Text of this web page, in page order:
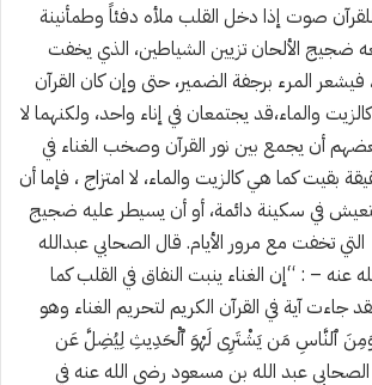
للقرآن صوت إذا دخل القلب ملأه دفئاً وطمأنينة
ضجيج الألحان تزيين الشياطين، الذي يخفت
فيشعر المرء برجفة الضمير، حتى وإن كان القرآن
والماء،قد يجتمعان في إناء واحد، ولكنهما لا
أن يجمع بين نور القرآن وصخب الغناء في
بقيت كما هي كالزيت والماء، لا امتزاج ، فإما أن
في سكينة دائمة، أو أن يسيطر عليه ضجيج
تخفت مع مرور الأيام. قال الصحابي عبدالله
– : “إن الغناء ينبت النفاق في القلب كما
جاءت آية في القرآن الكريم لتحريم الغناء وهو
{وَمِنَ ٱلنَّاسِ مَن يَشْتَرِى لَهْوَ ٱلْحَدِيثِ لِيُضِلَّ عَن
عبد الله بن مسعود رضي الله عنه في